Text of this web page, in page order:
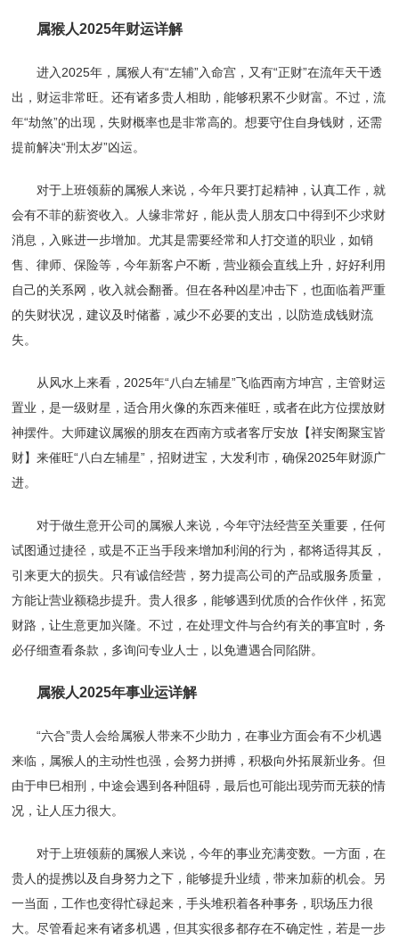
属猴人2025年财运详解
进入2025年，属猴人有“左辅”入命宫，又有“正财”在流年天干透
出，财运非常旺。还有诸多贵人相助，能够积累不少财富。不过，流
年“劫煞”的出现，失财概率也是非常高的。想要守住自身钱财，还需
提前解决“刑太岁”凶运。
对于上班领薪的属猴人来说，今年只要打起精神，认真工作，就
会有不菲的薪资收入。人缘非常好，能从贵人朋友口中得到不少求财
消息，入账进一步增加。尤其是需要经常和人打交道的职业，如销
售、律师、保险等，今年新客户不断，营业额会直线上升，好好利用
自己的关系网，收入就会翻番。但在各种凶星冲击下，也面临着严重
的失财状况，建议及时储蓄，减少不必要的支出，以防造成钱财流
失。
从风水上来看，2025年“八白左辅星”飞临西南方坤宫，主管财运
置业，是一级财星，适合用火像的东西来催旺，或者在此方位摆放财
神摆件。大师建议属猴的朋友在西南方或者客厅安放【祥安阁聚宝皆
财】来催旺“八白左辅星”，招财进宝，大发利市，确保2025年财源广
进。
对于做生意开公司的属猴人来说，今年守法经营至关重要，任何
试图通过捷径，或是不正当手段来增加利润的行为，都将适得其反，
引来更大的损失。只有诚信经营，努力提高公司的产品或服务质量，
方能让营业额稳步提升。贵人很多，能够遇到优质的合作伙伴，拓宽
财路，让生意更加兴隆。不过，在处理文件与合约有关的事宜时，务
必仔细查看条款，多询问专业人士，以免遭遇合同陷阱。
属猴人2025年事业运详解
“六合”贵人会给属猴人带来不少助力，在事业方面会有不少机遇
来临，属猴人的主动性也强，会努力拼搏，积极向外拓展新业务。但
由于申巳相刑，中途会遇到各种阻碍，最后也可能出现劳而无获的情
况，让人压力很大。
对于上班领薪的属猴人来说，今年的事业充满变数。一方面，在
贵人的提携以及自身努力之下，能够提升业绩，带来加薪的机会。另
一当面，工作也变得忙碌起来，手头堆积着各种事务，职场压力很
大。尽管看起来有诸多机遇，但其实很多都存在不确定性，若是一步